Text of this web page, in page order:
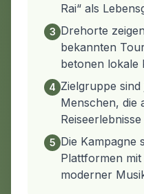
Rai“ als
3 Drehorte
bekannten
betonen lokale
4 Zielgruppe
Menschen, die
5 Die Kampagne
Plattformen
moderner